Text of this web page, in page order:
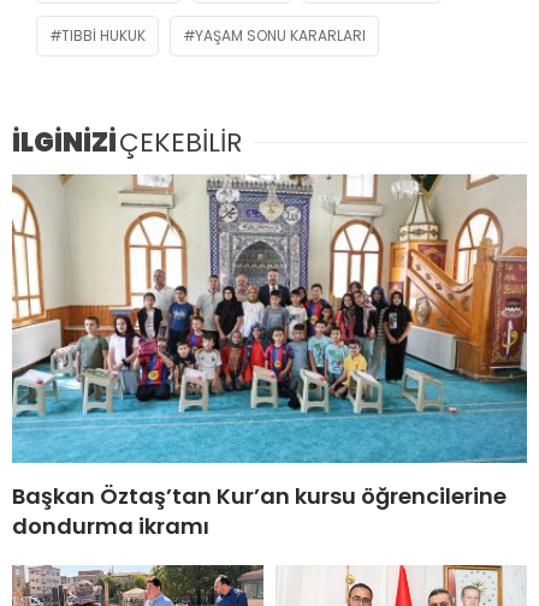
TIBBI HUKUK YAŞAM SONU KARARLARI
İLGİNİZİÇEKEBİLİR
Başkan Öztaş’tan Kur’an kursu öğrencilerine
dondurma ikramı